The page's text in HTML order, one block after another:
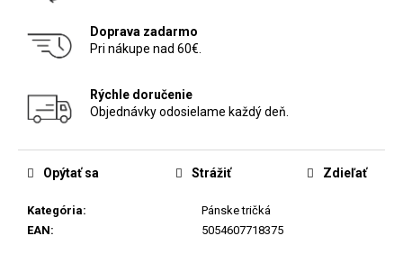
Doprava zadarmo
Pri nákupe nad 60€.
Rýchle doručenie
Objednávky odosielame každý deň.
Kategória:
Pánske tričká
EAN: 5054607718375
Opýtať sa Strážiť Zdieľať